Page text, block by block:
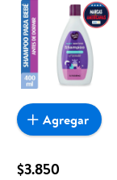
$3.850
Agregar